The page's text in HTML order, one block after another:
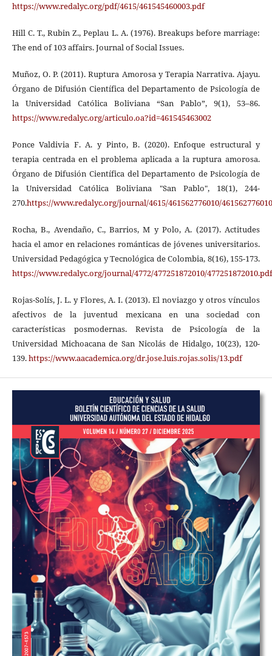
https://www.redalyc.org/pdf/4615/461545460003.pdf
Hill C. T., Rubin Z., Peplau L. A. (1976). Breakups before marriage:
The end of 103 affairs. Journal of Social Issues.
Muñoz, O. P. (2011). Ruptura Amorosa y Terapia Narrativa. Ajayu.
Órgano de Difusión Científica del Departamento de Psicología de
la Universidad Católica Boliviana “San Pablo”, 9(1), 53–86.
https://www.redalyc.org/articulo.oa?id=461545463002
Ponce Valdivia F. A. y Pinto, B. (2020). Enfoque estructural y
terapia centrada en el problema aplicada a la ruptura amorosa.
Órgano de Difusión Científica del Departamento de Psicología de
la Universidad Católica Boliviana "San Pablo", 18(1), 244-
270.https://www.redalyc.org/journal/4615/461562776010/
Rocha, B., Avendaño, C., Barrios, M y Polo, A. (2017). Actitudes
hacia el amor en relaciones románticas de jóvenes universitarios.
Universidad Pedagógica y Tecnológica de Colombia, 8(16), 155-173.
https://www.redalyc.org/journal/4772/477251872010/477251872010.pdf
Rojas-Solís, J. L. y Flores, A. I. (2013). El noviazgo y otros vínculos
afectivos de la juventud mexicana en una sociedad con
características posmodernas. Revista de Psicología de la
Universidad Michoacana de San Nicolás de Hidalgo, 10(23), 120-
139.https://www.aacademica.org/dr.jose.luis.rojas.solis/13.pdf